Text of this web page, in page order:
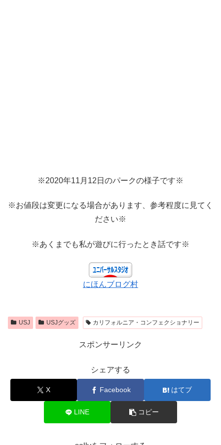
※2020年11月12日のパークの様子です※
※お値段は変更になる場合があります、参考程度に見てく
ださい※
※あくまでも私が遊びに行ったとき話です※
にほんブログ村
USJ USJグッズ カリフォルニア・コンフェクショナリー
スポンサーリンク
シェアする
X Facebook はてブ
LINE コピー